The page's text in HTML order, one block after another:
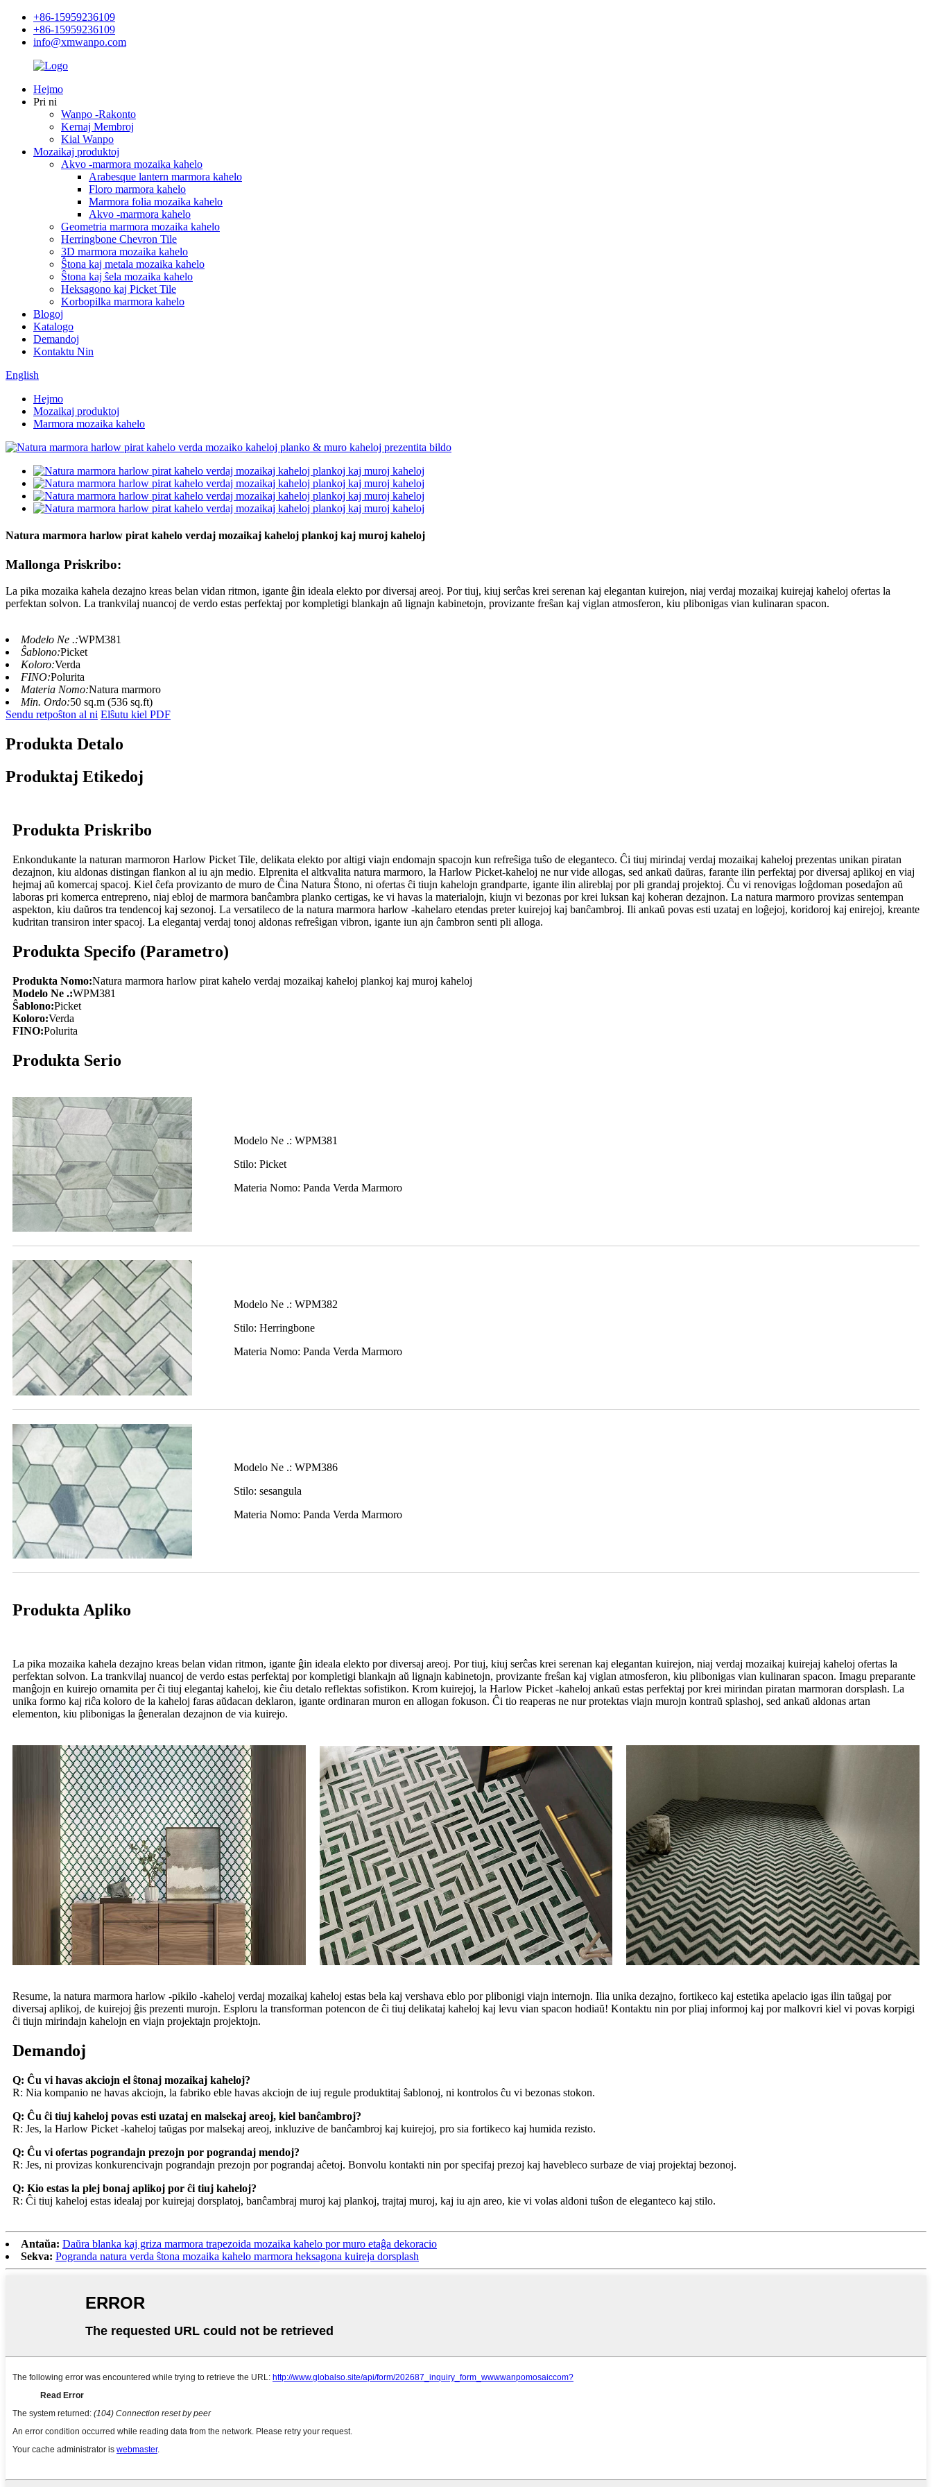
+86-15959236109
+86-15959236109
info@xmwanpo.com
Hejmo
Pri ni
Wanpo -Rakonto
Kernaj Membroj
Kial Wanpo
Mozaikaj produktoj
Akvo -marmora mozaika kahelo
Arabesque lantern marmora kahelo
Floro marmora kahelo
Marmora folia mozaika kahelo
Akvo -marmora kahelo
Geometria marmora mozaika kahelo
Herringbone Chevron Tile
3D marmora mozaika kahelo
Ŝtona kaj metala mozaika kahelo
Ŝtona kaj ŝela mozaika kahelo
Heksagono kaj Picket Tile
Korbopilka marmora kahelo
Blogoj
Katalogo
Demandoj
Kontaktu Nin
English
Hejmo
Mozaikaj produktoj
Marmora mozaika kahelo
Natura marmora harlow pirat kahelo verdaj mozaikaj kaheloj plankoj kaj muroj kaheloj
Mallonga Priskribo:
La pika mozaika kahela dezajno kreas belan vidan ritmon, igante ĝin ideala elekto por diversaj areoj. Por tiuj, kiuj serĉas krei serenan kaj elegantan kuirejon, niaj verdaj mozaikaj kuirejaj kaheloj ofertas la
perfektan solvon. La trankvilaj nuancoj de verdo estas perfektaj por kompletigi blankajn aŭ lignajn kabinetojn, provizante freŝan kaj viglan atmosferon, kiu plibonigas vian kulinaran spacon.
Modelo Ne .:WPM381
Ŝablono:Picket
Koloro:Verda
FINO:Polurita
Materia Nomo:Natura marmoro
Min. Ordo:50 sq.m (536 sq.ft)
Sendu retpoŝton al ni Elŝutu kiel PDF
Produkta Detalo
Produktaj Etikedoj
Produkta Priskribo
Enkondukante la naturan marmoron Harlow Picket Tile, delikata elekto por altigi viajn endomajn spacojn kun refreŝiga tuŝo de eleganteco. Ĉi tiuj mirindaj verdaj mozaikaj kaheloj prezentas unikan piratan
dezajnon, kiu aldonas distingan flankon al iu ajn medio. Elprenita el altkvalita natura marmoro, la Harlow Picket-kaheloj ne nur vide allogas, sed ankaŭ daŭras, farante ilin perfektaj por diversaj aplikoj en viaj
hejmaj aŭ komercaj spacoj. Kiel ĉefa provizanto de muro de Ĉina Natura Ŝtono, ni ofertas ĉi tiujn kahelojn grandparte, igante ilin alireblaj por pli grandaj projektoj. Ĉu vi renovigas loĝdoman posedaĵon aŭ
laboras pri komerca entrepreno, niaj ebloj de marmora banĉambra planko certigas, ke vi havas la materialojn, kiujn vi bezonas por krei luksan kaj koheran dezajnon. La natura marmoro provizas sentempan
aspekton, kiu daŭros tra tendencoj kaj sezonoj. La versatileco de la natura marmora harlow -kahelaro etendas preter kuirejoj kaj banĉambroj. Ili ankaŭ povas esti uzataj en loĝejoj, koridoroj kaj enirejoj, kreante
kudritan transiron inter spacoj. La elegantaj verdaj tonoj aldonas refreŝigan vibron, igante iun ajn ĉambron senti pli alloga.
Produkta Specifo (Parametro)
Produkta Nomo:Natura marmora harlow pirat kahelo verdaj mozaikaj kaheloj plankoj kaj muroj kaheloj
Modelo Ne .:WPM381
Ŝablono:Picket
Koloro:Verda
FINO:Polurita
Produkta Serio
Modelo Ne .: WPM381
Stilo: Picket
Materia Nomo: Panda Verda Marmoro
Modelo Ne .: WPM382
Stilo: Herringbone
Materia Nomo: Panda Verda Marmoro
Modelo Ne .: WPM386
Stilo: sesangula
Materia Nomo: Panda Verda Marmoro
Produkta Apliko
La pika mozaika kahela dezajno kreas belan vidan ritmon, igante ĝin ideala elekto por diversaj areoj. Por tiuj, kiuj serĉas krei serenan kaj elegantan kuirejon, niaj verdaj mozaikaj kuirejaj kaheloj ofertas la
perfektan solvon. La trankvilaj nuancoj de verdo estas perfektaj por kompletigi blankajn aŭ lignajn kabinetojn, provizante freŝan kaj viglan atmosferon, kiu plibonigas vian kulinaran spacon. Imagu preparante
manĝojn en kuirejo ornamita per ĉi tiuj elegantaj kaheloj, kie ĉiu detalo reflektas sofistikon. Krom kuirejoj, la Harlow Picket -kaheloj ankaŭ estas perfektaj por krei mirindan piratan marmoran dorsplash. La
unika formo kaj riĉa koloro de la kaheloj faras aŭdacan deklaron, igante ordinaran muron en allogan fokuson. Ĉi tio reaperas ne nur protektas viajn murojn kontraŭ splashoj, sed ankaŭ aldonas artan
elementon, kiu plibonigas la ĝeneralan dezajnon de via kuirejo.
Resume, la natura marmora harlow -pikilo -kaheloj verdaj mozaikaj kaheloj estas bela kaj vershava eblo por plibonigi viajn internojn. Ilia unika dezajno, fortikeco kaj estetika apelacio igas ilin taŭgaj por
diversaj aplikoj, de kuirejoj ĝis prezenti murojn. Esploru la transforman potencon de ĉi tiuj delikataj kaheloj kaj levu vian spacon hodiaŭ! Kontaktu nin por pliaj informoj kaj por malkovri kiel vi povas korpigi
ĉi tiujn mirindajn kahelojn en viajn projektajn projektojn.
Demandoj
Q: Ĉu vi havas akciojn el ŝtonaj mozaikaj kaheloj?
R: Nia kompanio ne havas akciojn, la fabriko eble havas akciojn de iuj regule produktitaj ŝablonoj, ni kontrolos ĉu vi bezonas stokon.
Q: Ĉu ĉi tiuj kaheloj povas esti uzataj en malsekaj areoj, kiel banĉambroj?
R: Jes, la Harlow Picket -kaheloj taŭgas por malsekaj areoj, inkluzive de banĉambroj kaj kuirejoj, pro sia fortikeco kaj humida rezisto.
Q: Ĉu vi ofertas pograndajn prezojn por pograndaj mendoj?
R: Jes, ni provizas konkurencivajn pograndajn prezojn por pograndaj aĉetoj. Bonvolu kontakti nin por specifaj prezoj kaj havebleco surbaze de viaj projektaj bezonoj.
Q: Kio estas la plej bonaj aplikoj por ĉi tiuj kaheloj?
R: Ĉi tiuj kaheloj estas idealaj por kuirejaj dorsplatoj, banĉambraj muroj kaj plankoj, trajtaj muroj, kaj iu ajn areo, kie vi volas aldoni tuŝon de eleganteco kaj stilo.
Antaŭa: Daŭra blanka kaj griza marmora trapezoida mozaika kahelo por muro etaĝa dekoracio
Sekva: Pogranda natura verda ŝtona mozaika kahelo marmora heksagona kuireja dorsplash